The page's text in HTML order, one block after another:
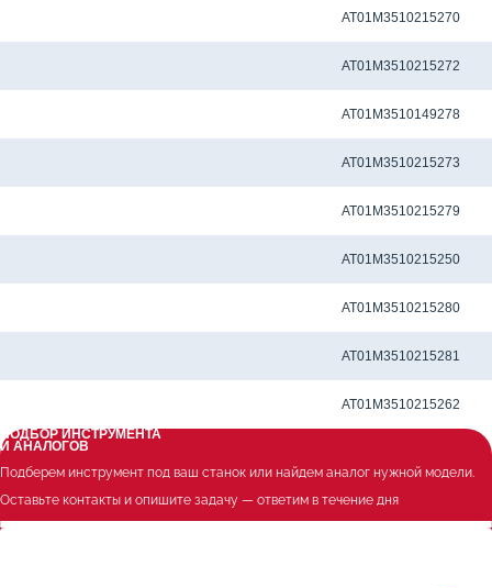
AT01M3510215270
AT01M3510215272
AT01M3510149278
AT01M3510215273
AT01M3510215279
AT01M3510215250
AT01M3510215280
AT01M3510215281
AT01M3510215262
ПОДБОР ИНСТРУМЕНТА
И АНАЛОГОВ
Подберем инструмент под ваш станок или найдем аналог нужной модели.
Оставьте контакты и опишите задачу — ответим в течение дня